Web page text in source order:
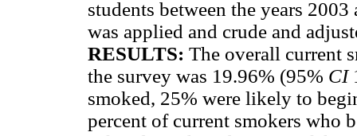
students between the years
was applied and crude and
RESULTS: The overall current
the survey was 19.96% (95% CI
smoked, 25% were likely to
percent of current smokers who